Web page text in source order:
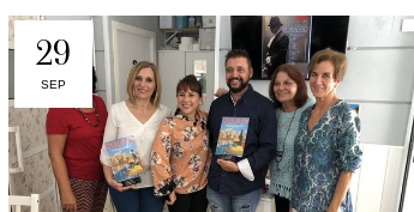
29
SEP